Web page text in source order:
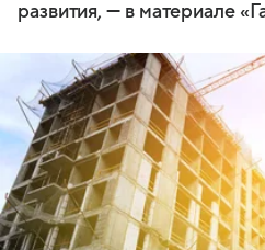
развития, — в материале